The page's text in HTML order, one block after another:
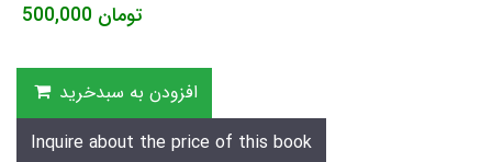
500,000 تومان
افزودن به سبدخرید
Inquire about the price of this book